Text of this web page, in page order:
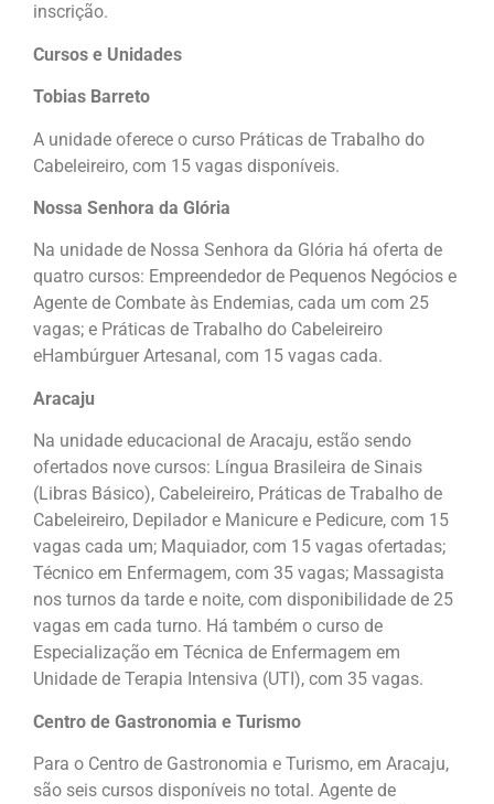
inscrição.
Cursos e Unidades
Tobias Barreto
A unidade oferece o curso Práticas de Trabalho do
Cabeleireiro, com 15 vagas disponíveis.
Nossa Senhora da Glória
Na unidade de Nossa Senhora da Glória há oferta de
quatro cursos: Empreendedor de Pequenos Negócios e
Agente de Combate às Endemias, cada um com 25
vagas; e Práticas de Trabalho do Cabeleireiro
eHambúrguer Artesanal, com 15 vagas cada.
Aracaju
Na unidade educacional de Aracaju, estão sendo
ofertados nove cursos: Língua Brasileira de Sinais
(Libras Básico), Cabeleireiro, Práticas de Trabalho de
Cabeleireiro, Depilador e Manicure e Pedicure, com 15
vagas cada um; Maquiador, com 15 vagas ofertadas;
Técnico em Enfermagem, com 35 vagas; Massagista
nos turnos da tarde e noite, com disponibilidade de 25
vagas em cada turno. Há também o curso de
Especialização em Técnica de Enfermagem em
Unidade de Terapia Intensiva (UTI), com 35 vagas.
Centro de Gastronomia e Turismo
Para o Centro de Gastronomia e Turismo, em Aracaju,
são seis cursos disponíveis no total. Agente de